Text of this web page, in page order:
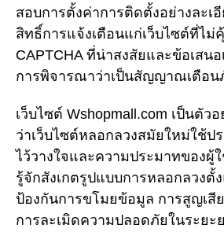
สอบการตั้งค่าการติดตั้งอย่างละเ
สิทธิ์การแจ้งเตือนแก่เว็บไซต์ที่ไม่
CAPTCHA ที่น่าสงสัยและข้อเสน
การพิจารณาว่าเป็นสัญญาณเตือน
เว็บไซต์ Wshopmall.com เป็นตัว
ว่าเว็บไซต์หลอกลวงสมัยใหม่ใช้ป
ไว้วางใจและความประมาทของผู้
รู้จักสังเกตรูปแบบการหลอกลวงตั้
ป้องกันการขโมยข้อมูล การสูญเสี
การละเมิดความปลอดภัยในระยะ